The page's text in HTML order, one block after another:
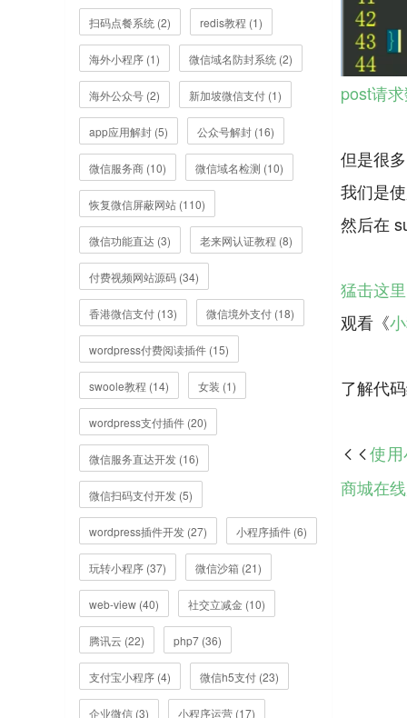
扫码点餐系统 (2) redis教程 (1)
海外小程序 (1) 微信域名防封系统 (2)
海外公众号 (2) 新加坡微信支付 (1)
app应用解封 (5) 公众号解封 (16)
微信服务商 (10) 微信域名检测 (10)
恢复微信屏蔽网站 (110)
微信功能直达 (3) 老来网认证教程 (8)
付费视频网站源码 (34)
香港微信支付 (13) 微信境外支付 (18)
wordpress付费阅读插件 (15)
swoole教程 (14) 女装 (1)
wordpress支付插件 (20)
微信服务直达开发 (16)
微信扫码支付开发 (5)
wordpress插件开发 (27) 小程序插件 (6)
玩转小程序 (37) 微信沙箱 (21)
web-view (40) 社交立减金 (10)
腾讯云 (22) php7 (36)
支付宝小程序 (4) 微信h5支付 (23)
企业微信 (3) 小程序运营 (17)
post请
但是很
我们是
然后在
猛击这里
观看《
 使
商城在